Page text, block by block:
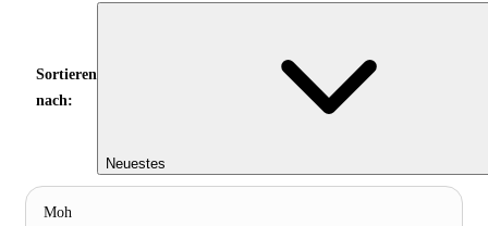
Sortieren
nach:
Neuestes
Moh